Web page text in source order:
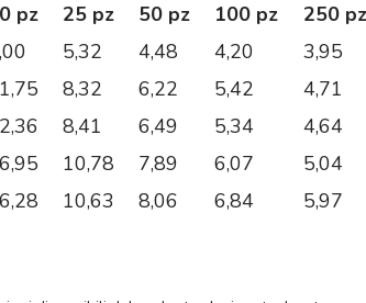
pz 25 pz 50 pz 100 pz 250 pz
5,32 4,48 4,20 3,95
8,32 6,22 5,42 4,71
8,41 6,49 5,34 4,64
10,78 7,89 6,07 5,04
10,63 8,06 6,84 5,97